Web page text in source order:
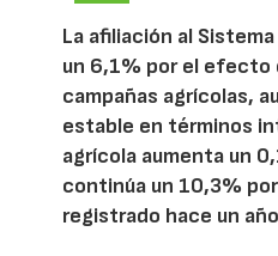
La afiliación al
un 6,1% por el efecto
campañas agrícolas,
estable en términos
agrícola aumenta un
continúa un 10,3%
registrado hace un